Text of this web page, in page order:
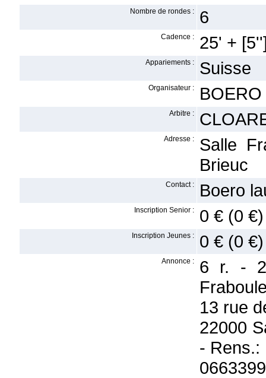
Nombre de rondes : 6
Cadence : 25' +
Appariements : Suisse
Organisateur :
Arbitre :
Adresse :
Salle
Brieuc
Contact : Boero
Inscription Senior : 0 € (0 €)
Inscription Jeunes : 0 € (0 €)
Annonce :
6 r. -
13 rue
22000
- Rens.: